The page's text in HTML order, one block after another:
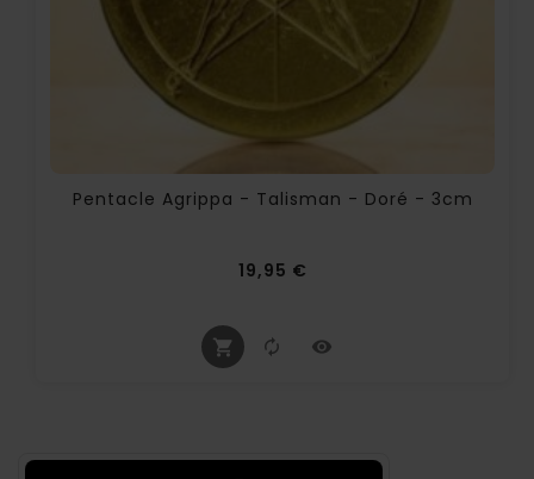
Pentacle Agrippa - Talisman - Doré - 3cm
19,95 €